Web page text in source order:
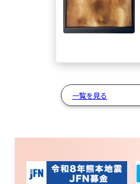
一覧を見る